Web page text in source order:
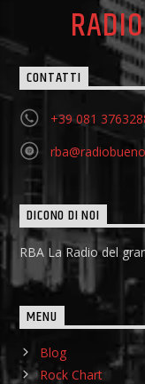
CONTATTI
+39 081
DICONO DI NOI
RBA La Radio del
MENU
Blog
Rock Chart